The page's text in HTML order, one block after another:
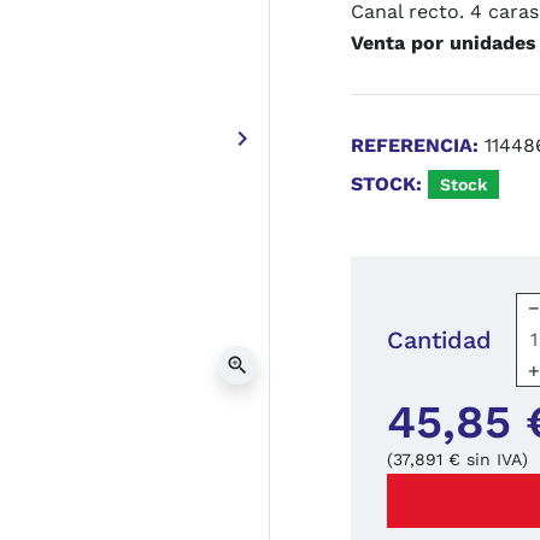
Siguiente
keyboard_arrow_right
zoom_in
Canal recto. 4
Venta por unidades
REFERENCIA:
STOCK:
Stock
Cantidad
−
+
45,85
(37,891 € sin IVA)